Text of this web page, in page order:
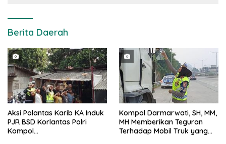
Berita Daerah
Aksi Polantas Karib KA Induk
PJR BSD Korlantas Polri
Kompol
Kompol Darmarwati, SH, MM,
MH Memberikan Teguran
Terhadap Mobil Truk yang